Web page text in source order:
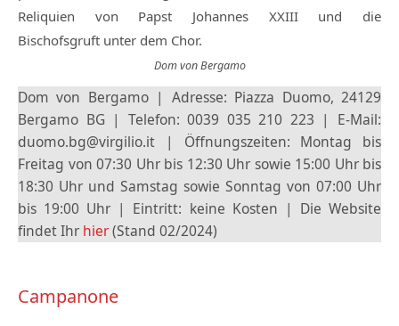
Reliquien von Papst Johannes XXIII und die
Bischofsgruft unter dem Chor.
Dom von Bergamo
Dom von Bergamo | Adresse: Piazza Duomo, 24129
Bergamo BG | Telefon: 0039 035 210 223 | E-Mail:
duomo.bg@virgilio.it | Öffnungszeiten: Montag bis
Freitag von 07:30 Uhr bis 12:30 Uhr sowie 15:00 Uhr bis
18:30 Uhr und Samstag sowie Sonntag von 07:00 Uhr
bis 19:00 Uhr | Eintritt: keine Kosten | Die Website
findet Ihr hier(Stand 02/2024)
Campanone